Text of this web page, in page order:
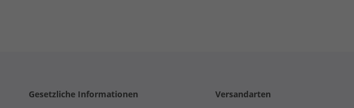
Gesetzliche Informationen Versandarten